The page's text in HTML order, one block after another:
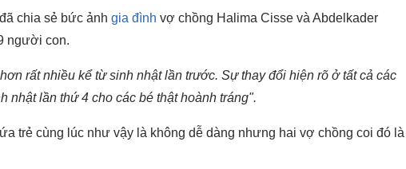
chia sẻ bức ảnh gia đình vợ chồng Halima Cisse và Abdelkader
người con.
rất nhiều kể từ sinh nhật lần trước. Sự thay đổi hiện rõ ở tất cả các
nhật lần thứ 4 cho các bé thật hoành tráng".
trẻ cùng lúc như vậy là không dễ dàng nhưng hai vợ chồng coi đó là